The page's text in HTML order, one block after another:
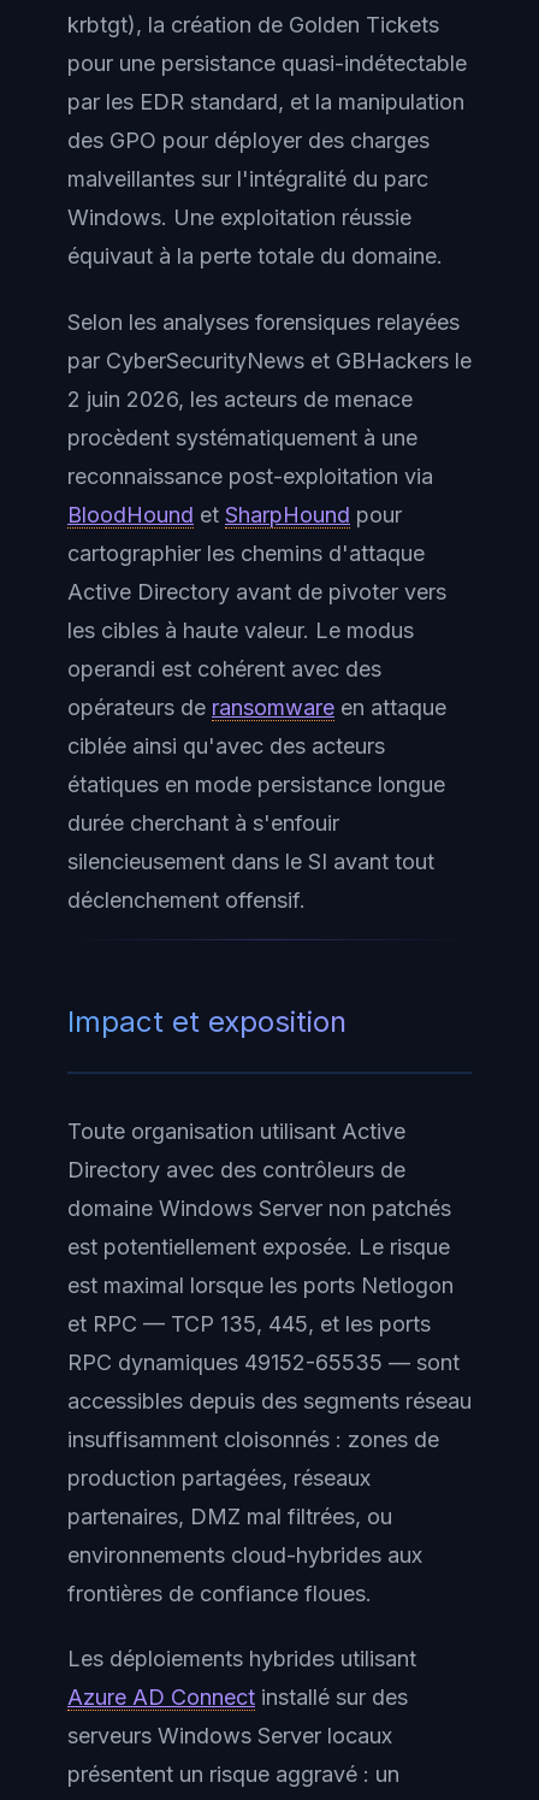
krbtgt), la création de Golden Tickets
pour une persistance quasi-indétectable
par les EDR standard, et la manipulation
des GPO pour déployer des charges
malveillantes sur l'intégralité du parc
Windows. Une exploitation réussie
équivaut à la perte totale du domaine.
Selon les analyses forensiques relayées
par CyberSecurityNews et GBHackers le
2 juin 2026, les acteurs de menace
procèdent systématiquement à une
reconnaissance post-exploitation via
BloodHound et SharpHound pour
cartographier les chemins d'attaque
Active Directory avant de pivoter vers
les cibles à haute valeur. Le modus
operandi est cohérent avec des
opérateurs de ransomware en attaque
ciblée ainsi qu'avec des acteurs
étatiques en mode persistance longue
durée cherchant à s'enfouir
silencieusement dans le SI avant tout
déclenchement offensif.
Impact et exposition
Toute organisation utilisant Active
Directory avec des contrôleurs de
domaine Windows Server non patchés
est potentiellement exposée. Le risque
est maximal lorsque les ports Netlogon
et RPC — TCP 135, 445, et les ports
RPC dynamiques 49152-65535 — sont
accessibles depuis des segments réseau
insuffisamment cloisonnés : zones de
production partagées, réseaux
partenaires, DMZ mal filtrées, ou
environnements cloud-hybrides aux
frontières de confiance floues.
Les déploiements hybrides utilisant
Azure AD Connect installé sur des
serveurs Windows Server locaux
présentent un risque aggravé : un